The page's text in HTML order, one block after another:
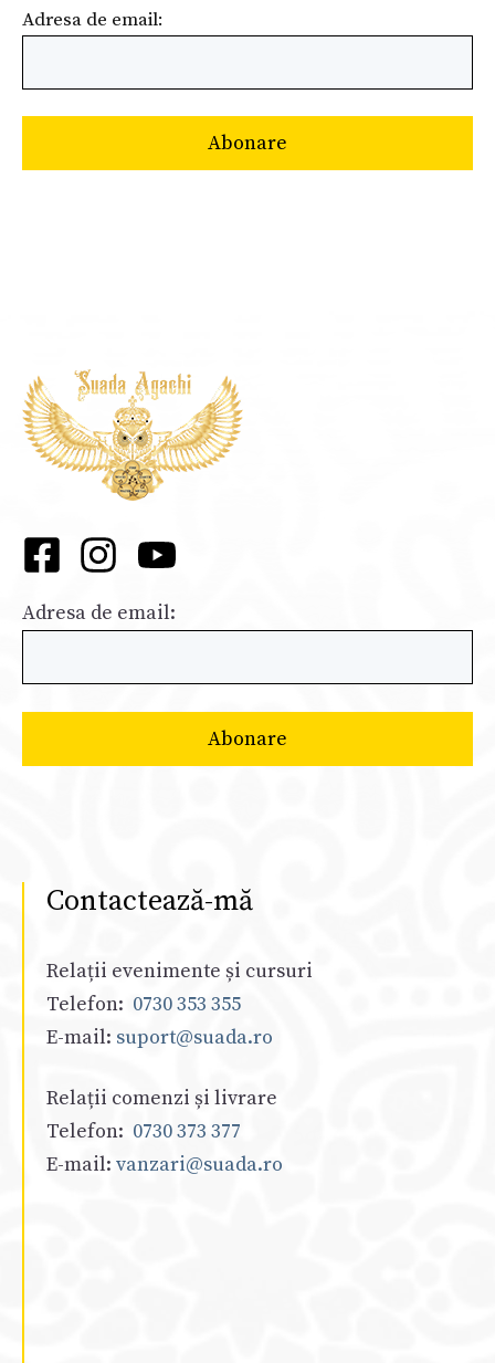
Adresa de email:
Adresa de email:
Contactează-mă
Relații evenimente și cursuri
Telefon: 0730 353 355
E-mail: suport@suada.ro
Relații comenzi și livrare
Telefon: 0730 373 377
E-mail: vanzari@suada.ro